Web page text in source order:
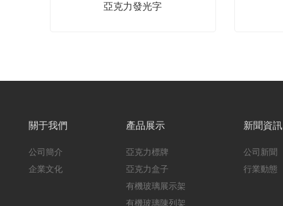
亞克力發光字
關于我們
公司簡介
企業文化
產品展示
亞克力標牌
亞克力盒子
有機玻璃展示架
有機玻璃陳列架
新聞資訊
公司新聞
行業動態